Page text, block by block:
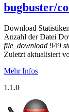
bugbuster/
Download
Anzahl der Datei
file_download 949
Zuletzt aktualisiert
Mehr Infos
1.1.0